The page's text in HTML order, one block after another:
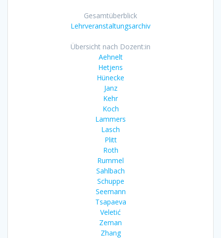
Gesamtüberblick
Lehrveranstaltungsarchiv
Übersicht nach Dozent:in
Aehnelt
Hetjens
Hünecke
Janz
Kehr
Koch
Lammers
Lasch
Plitt
Roth
Rummel
Sahlbach
Schuppe
Seemann
Tsapaeva
Veletić
Zeman
Zhang